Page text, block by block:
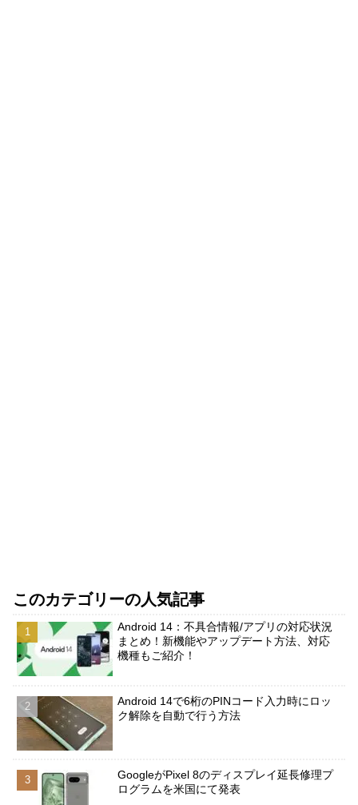
このカテゴリーの人気記事
Android 14：不具合情報/アプリの対応状況
まとめ！新機能やアップデート方法、対応
機種もご紹介！
Android 14で6桁のPINコード入力時にロッ
ク解除を自動で行う方法
GoogleがPixel 8のディスプレイ延長修理プ
ログラムを米国にて発表